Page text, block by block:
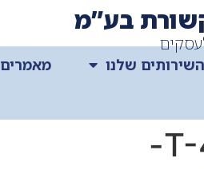
בע”מ
השירותים שלנו מאמרים
T-